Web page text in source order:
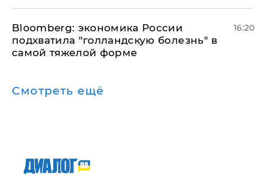
Bloomberg: экономика России
подхватила "голландскую болезнь" в
самой тяжелой форме
16:20
Смотреть ещё